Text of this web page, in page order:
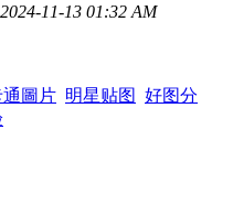
2024-11-13 01:32 AM
通圖片 明星贴图 好图分